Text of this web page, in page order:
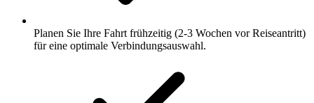
Planen Sie Ihre Fahrt frühzeitig (2-3 Wochen vor Reiseantritt)
für eine optimale Verbindungsauswahl.